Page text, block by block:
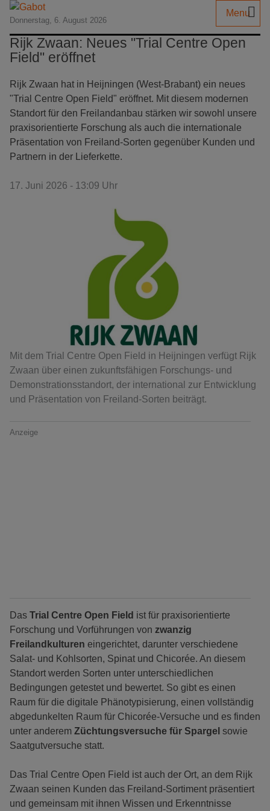
Donnerstag, 6. August 2026
Menu
Rijk Zwaan: Neues "Trial Centre Open
Field" eröffnet
Rijk Zwaan hat in Heijningen (West-Brabant) ein neues
"Trial Centre Open Field" eröffnet. Mit diesem modernen
Standort für den Freilandanbau stärken wir sowohl unsere
praxisorientierte Forschung als auch die internationale
Präsentation von Freiland-Sorten gegenüber Kunden und
Partnern in der Lieferkette.
17. Juni 2026 - 13:09 Uhr
Mit dem Trial Centre Open Field in Heijningen verfügt Rijk
Zwaan über einen zukunftsfähigen Forschungs- und
Demonstrationsstandort, der international zur Entwicklung
und Präsentation von Freiland-Sorten beiträgt.
Anzeige
Das Trial Centre Open Field ist für praxisorientierte
Forschung und Vorführungen von zwanzig
Freilandkulturen eingerichtet, darunter verschiedene
Salat- und Kohlsorten, Spinat und Chicorée. An diesem
Standort werden Sorten unter unterschiedlichen
Bedingungen getestet und bewertet. So gibt es einen
Raum für die digitale Phänotypisierung, einen vollständig
abgedunkelten Raum für Chicorée-Versuche und es finden
unter anderem Züchtungsversuche für Spargel sowie
Saatgutversuche statt.
Das Trial Centre Open Field ist auch der Ort, an dem Rijk
Zwaan seinen Kunden das Freiland-Sortiment präsentiert
und gemeinsam mit ihnen Wissen und Erkenntnisse